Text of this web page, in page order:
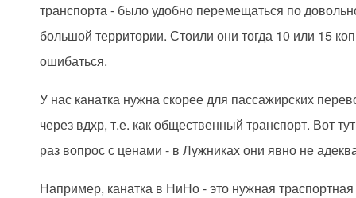
транспорта - было удобно перемещаться по
большой территории. Стоили они тогда 10 или 15
ошибаться.
У нас канатка нужна скорее для пассажирских
через вдхр, т.е. как общественный транспорт. Вот
раз вопрос с ценами - в Лужниках они явно не
Например, канатка в НиНо - это нужная траспортная